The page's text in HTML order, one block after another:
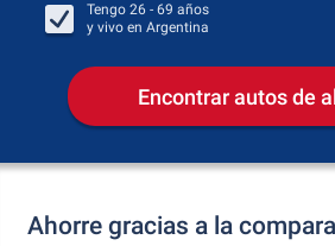
Tengo 26 - 69 años
y vivo en Argentina
Encontrar autos de
Ahorre gracias a la